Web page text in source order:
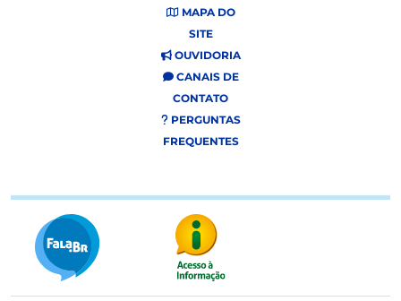
MAPA DO
SITE
OUVIDORIA
CANAIS DE
CONTATO
PERGUNTAS
FREQUENTES